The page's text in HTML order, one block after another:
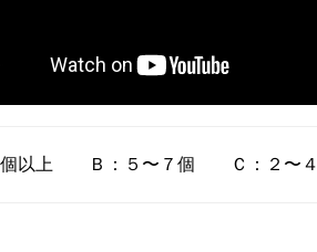
個以上 Ｂ：５〜７個 Ｃ：２〜